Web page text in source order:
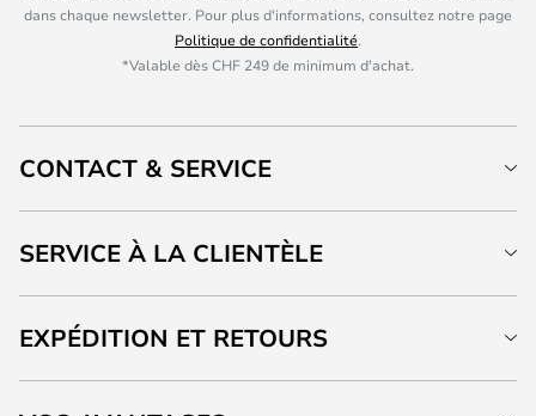
dans chaque newsletter. Pour plus d'informations, consultez notre page
Politique de confidentialité.
*Valable dès CHF 249 de minimum d'achat.
CONTACT & SERVICE
SERVICE À LA CLIENTÈLE
EXPÉDITION ET RETOURS